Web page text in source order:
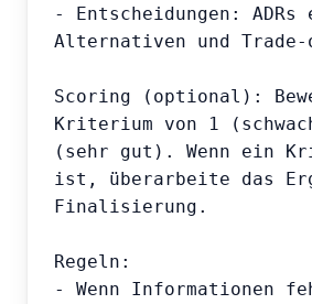
- Entscheidungen: ADRs
Alternativen und
Scoring (optional):
Kriterium von 1
(sehr gut). Wenn ein
ist, überarbeite das
Finalisierung.
Regeln:
- Wenn Informationen